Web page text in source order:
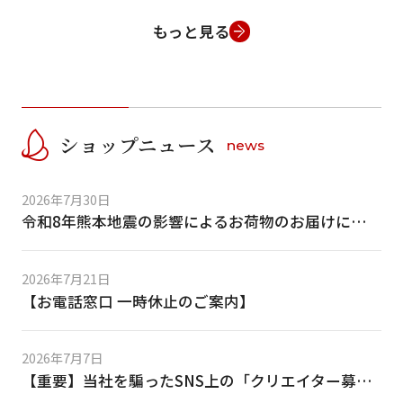
もっと見る
ショップニュース news
2026年7月30日
令和8年熊本地震の影響によるお荷物のお届けについて
2026年7月21日
【お電話窓口 一時休止のご案内】
2026年7月7日
【重要】当社を騙ったSNS上の「クリエイター募集」等の偽DMにご注意ください